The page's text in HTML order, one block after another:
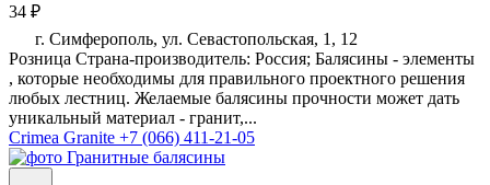
34 ₽
г. Симферополь, ул. Севастопольская, 1, 12
Розница Страна-производитель: Россия; Балясины - элементы
, которые необходимы для правильного проектного решения
любых лестниц. Желаемые балясины прочности может дать
уникальный материал - гранит,...
Crimea Granite +7 (066) 411-21-05